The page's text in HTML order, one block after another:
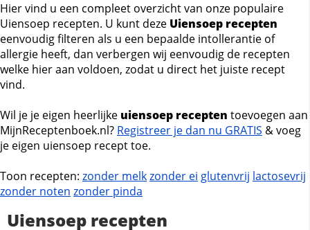
Hier vind u een compleet overzicht van onze populaire
Uiensoep recepten. U kunt deze Uiensoep recepten
eenvoudig filteren als u een bepaalde intollerantie of
allergie heeft, dan verbergen wij eenvoudig de recepten
welke hier aan voldoen, zodat u direct het juiste recept
vind.
Wil je je eigen heerlijke uiensoep recepten toevoegen aan
MijnReceptenboek.nl? Registreer je dan nu GRATIS & voeg
je eigen uiensoep recept toe.
Toon recepten: zonder melkzonder ei glutenvrij lactosevrij
zonder noten zonder pinda
Uiensoep recepten